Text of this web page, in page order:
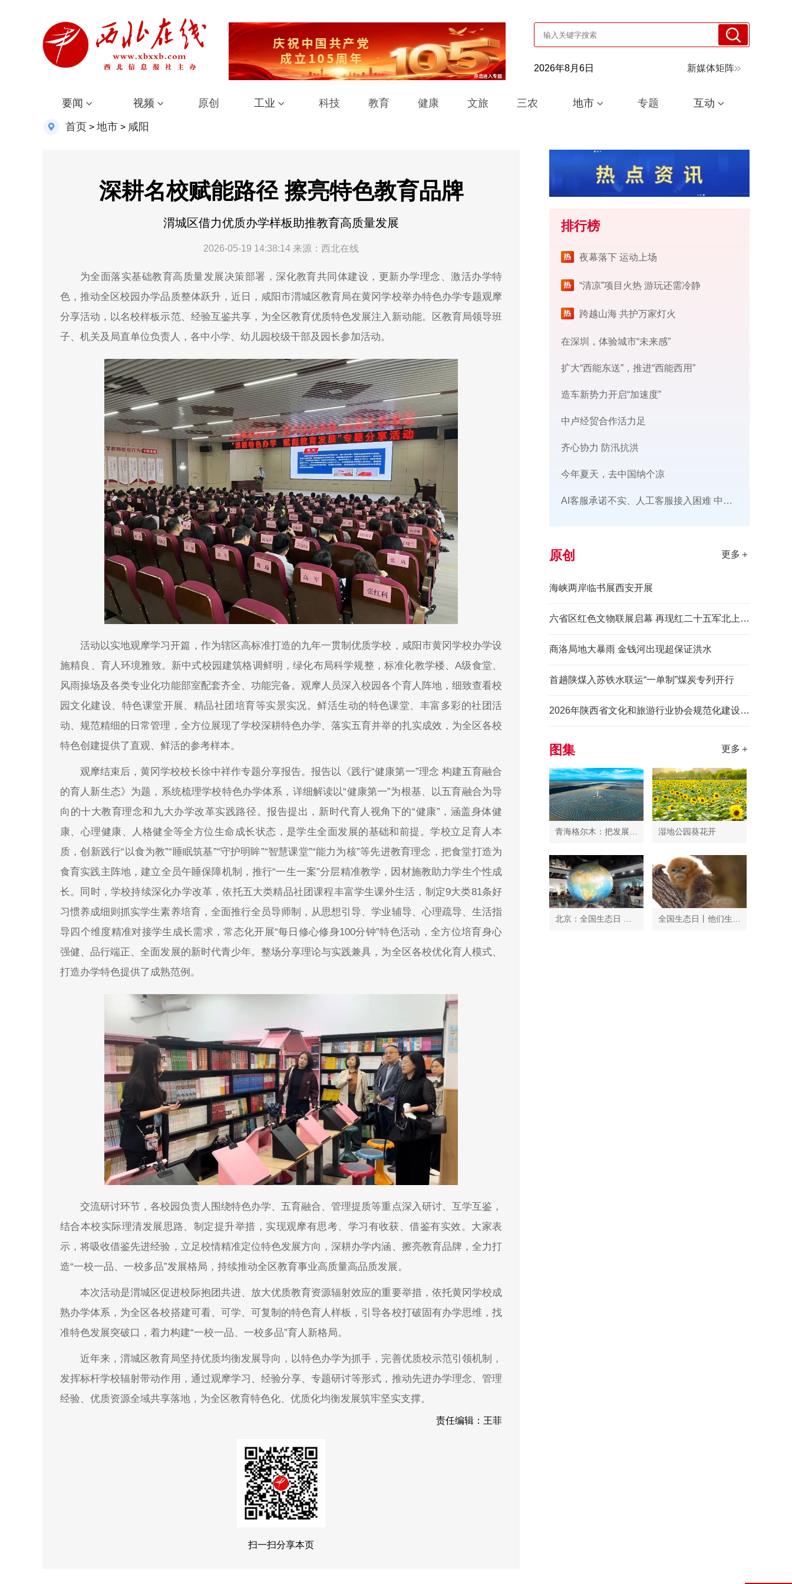
2026年8月6日 新媒体矩阵
要闻 视频 原创 工业 科技 教育 健康 文旅 三农 地市 专题 互动
首页 > 地市 > 咸阳
深耕名校赋能路径 擦亮特色教育品牌
渭城区借力优质办学样板助推教育高质量发展
2026-05-19 14:38:14 来源：西北在线
为全面落实基础教育高质量发展决策部署，深化教育共同体建设，更新办学理念、激活办学特
色，推动全区校园办学品质整体跃升，近日，咸阳市渭城区教育局在黄冈学校举办特色办学专题观摩
分享活动，以名校样板示范、经验互鉴共享，为全区教育优质特色发展注入新动能。区教育局领导班
子、机关及局直单位负责人，各中小学、幼儿园校级干部及园长参加活动。
活动以实地观摩学习开篇，作为辖区高标准打造的九年一贯制优质学校，咸阳市黄冈学校办学设
施精良、育人环境雅致。新中式校园建筑格调鲜明，绿化布局科学规整，标准化教学楼、A级食堂、
风雨操场及各类专业化功能部室配套齐全、功能完备。观摩人员深入校园各个育人阵地，细致查看校
园文化建设、特色课堂开展、精品社团培育等实景实况。鲜活生动的特色课堂、丰富多彩的社团活
动、规范精细的日常管理，全方位展现了学校深耕特色办学、落实五育并举的扎实成效，为全区各校
特色创建提供了直观、鲜活的参考样本。
观摩结束后，黄冈学校校长徐中祥作专题分享报告。报告以《践行“健康第一”理念 构建五育融合
的育人新生态》为题，系统梳理学校特色办学体系，详细解读以“健康第一”为根基、以五育融合为导
向的十大教育理念和九大办学改革实践路径。报告提出，新时代育人视角下的“健康”，涵盖身体健
康、心理健康、人格健全等全方位生命成长状态，是学生全面发展的基础和前提。学校立足育人本
质，创新践行“以食为教”“睡眠筑基”“守护明眸”“智慧课堂”“能力为核”等先进教育理念，把食堂打造为
食育实践主阵地，建立全员午睡保障机制，推行“一生一案”分层精准教学，因材施教助力学生个性成
长。同时，学校持续深化办学改革，依托五大类精品社团课程丰富学生课外生活，制定9大类81条好
习惯养成细则抓实学生素养培育，全面推行全员导师制，从思想引导、学业辅导、心理疏导、生活指
导四个维度精准对接学生成长需求，常态化开展“每日修心修身100分钟”特色活动，全方位培育身心
强健、品行端正、全面发展的新时代青少年。整场分享理论与实践兼具，为全区各校优化育人模式、
打造办学特色提供了成熟范例。
交流研讨环节，各校园负责人围绕特色办学、五育融合、管理提质等重点深入研讨、互学互鉴，
结合本校实际理清发展思路、制定提升举措，实现观摩有思考、学习有收获、借鉴有实效。大家表
示，将吸收借鉴先进经验，立足校情精准定位特色发展方向，深耕办学内涵、擦亮教育品牌，全力打
造“一校一品、一校多品”发展格局，持续推动全区教育事业高质量高品质发展。
本次活动是渭城区促进校际抱团共进、放大优质教育资源辐射效应的重要举措，依托黄冈学校成
熟办学体系，为全区各校搭建可看、可学、可复制的特色育人样板，引导各校打破固有办学思维，找
准特色发展突破口，着力构建“一校一品、一校多品”育人新格局。
近年来，渭城区教育局坚持优质均衡发展导向，以特色办学为抓手，完善优质校示范引领机制，
发挥标杆学校辐射带动作用，通过观摩学习、经验分享、专题研讨等形式，推动先进办学理念、管理
经验、优质资源全域共享落地，为全区教育特色化、优质化均衡发展筑牢坚实支撑。
责任编辑：王菲
扫一扫分享本页
排行榜
夜幕落下 运动上场
“清凉”项目火热 游玩还需冷静
跨越山海 共护万家灯火
在深圳，体验城市“未来感”
扩大“西能东送”，推进“西能西用”
造车新势力开启“加速度”
中卢经贸合作活力足
齐心协力 防汛抗洪
今年夏天，去中国纳个凉
AI客服承诺不实、人工客服接入困难 中消协回应
原创 更多＋
海峡两岸临书展西安开展
六省区红色文物联展启幕 再现红二十五军北上先锋长征史诗
商洛局地大暴雨 金钱河出现超保证洪水
首趟陕煤入苏铁水联运“一单制”煤炭专列开行
2026年陕西省文化和旅游行业协会规范化建设培训班举办
图集 更多＋
湿地公园葵花开